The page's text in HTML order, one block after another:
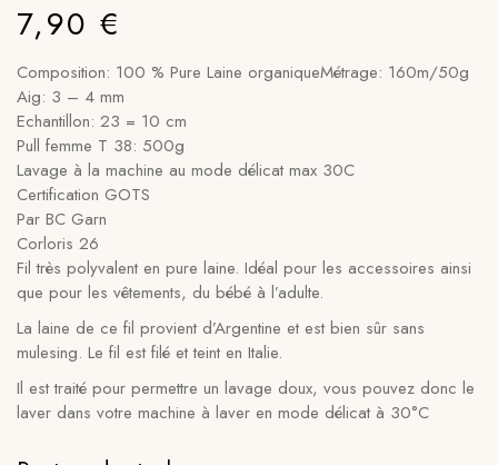
7,90 €
Composition: 100 % Pure Laine organiqueMétrage: 160m/50g
Aig: 3 – 4 mm
Echantillon: 23 = 10 cm
Pull femme T 38: 500g
Lavage à la machine au mode délicat max 30C
Certification GOTS
Par BC Garn
Corloris 26
Fil très polyvalent en pure laine. Idéal pour les accessoires ainsi
que pour les vêtements, du bébé à l’adulte.
La laine de ce fil provient d’Argentine et est bien sûr sans
mulesing. Le fil est filé et teint en Italie.
Il est traité pour permettre un lavage doux, vous pouvez donc le
laver dans votre machine à laver en mode délicat à 30°C